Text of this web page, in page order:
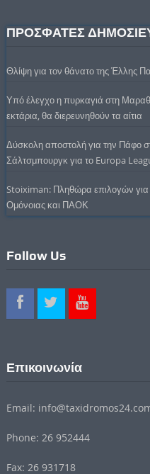
ΠΡΟΣΦΑΤΕΣ
Θλίψη για τον θάνατο της Έλλης
Υπό έλεγχο η πυρκαγιά στη
εκτάρια, θα διερευνηθούν τα αίτια
Δύσκολη αποστολή για την Πάφο
Σάλτσμπουργκ για το Europa
Stoiximan: Πληθώρα επιλογών
Ομόνοιας και ΠΑΟΚ
Follow Us
Επικοινωνία
Email:
Phone: 26 952444
Fax: 26 931718